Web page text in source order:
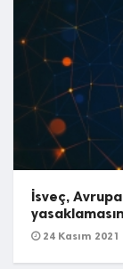
İsveç,
24 Kasım